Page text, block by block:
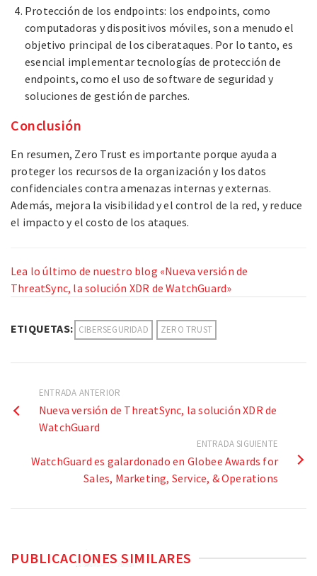
Protección de los endpoints: los endpoints, como
computadoras y dispositivos móviles, son a menudo el
objetivo principal de los ciberataques. Por lo tanto, es
esencial implementar tecnologías de protección de
endpoints, como el uso de software de seguridad y
soluciones de gestión de parches.
Conclusión
En resumen, Zero Trust es importante porque ayuda a
proteger los recursos de la organización y los datos
confidenciales contra amenazas internas y externas.
Además, mejora la visibilidad y el control de la red, y reduce
el impacto y el costo de los ataques.
Lea lo último de nuestro blog «Nueva versión de
ThreatSync, la solución XDR de WatchGuard»
ETIQUETAS: CIBERSEGURIDAD ZERO TRUST
ENTRADA ANTERIOR
Nueva versión de ThreatSync, la solución XDR de
WatchGuard
ENTRADA SIGUIENTE
WatchGuard es galardonado en Globee Awards for
Sales, Marketing, Service, & Operations
PUBLICACIONES SIMILARES